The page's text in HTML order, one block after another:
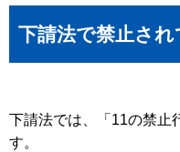
下請法で禁止さ
下請法では、「11の禁止
す。